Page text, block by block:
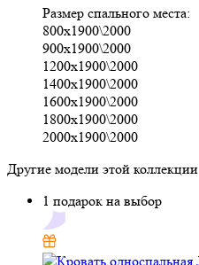
Размер спального места:
800х1900\2000
900х1900\2000
1200х1900\2000
1400х1900\2000
1600х1900\2000
1800х1900\2000
2000х1900\2000
Другие модели этой коллекции
1 подарок на выбор